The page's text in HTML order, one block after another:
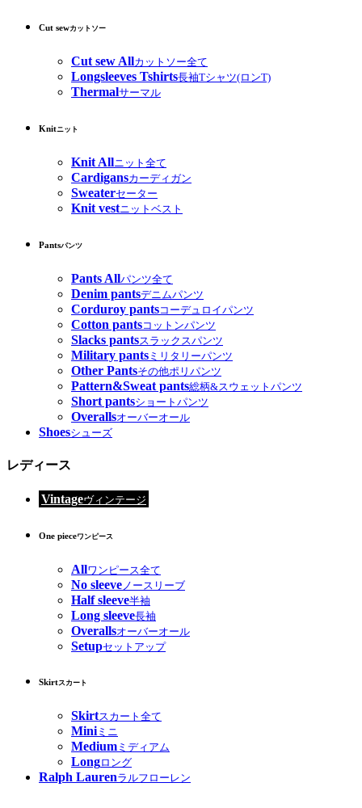
Cut sewカットソー
Cut sew Allカットソー全て
Longsleeves Tshirts長袖Tシャツ(ロンT)
Thermalサーマル
Knitニット
Knit Allニット全て
Cardigansカーディガン
Sweaterセーター
Knit vestニットベスト
Pantsパンツ
Pants Allパンツ全て
Denim pantsデニムパンツ
Corduroy pantsコーデュロイパンツ
Cotton pantsコットンパンツ
Slacks pantsスラックスパンツ
Military pants ミリタリーパンツ
Other Pantsその他ポリパンツ
Pattern&Sweat pants総柄&スウェットパンツ
Short pantsショートパンツ
Overallsオーバーオール
Shoesシューズ
レディース
Vintageヴィンテージ
One pieceワンピース
Allワンピース全て
No sleeve ノースリーブ
Half sleeve半袖
Long sleeve長袖
Overallsオーバーオール
Setupセットアップ
Skirtスカート
Skirtスカート全て
Miniミニ
Medium ミディアム
Longロング
Ralph Laurenラルフローレン